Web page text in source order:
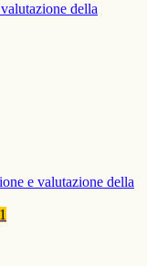
della
e valutazione della
1